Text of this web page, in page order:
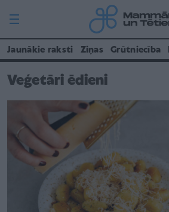
Jaunākie raksti Ziņas Grūtniecība
Veģetāri ēdieni